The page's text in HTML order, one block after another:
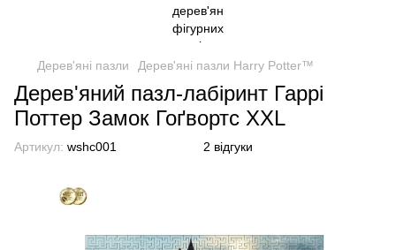
Дерев'яні пазли Дерев'яні пазли Harry Potter™
Дерев'яний пазл-лабіринт Гаррі
Поттер Замок Гоґвортс XXL
Артикул: wshc001 2 відгуки